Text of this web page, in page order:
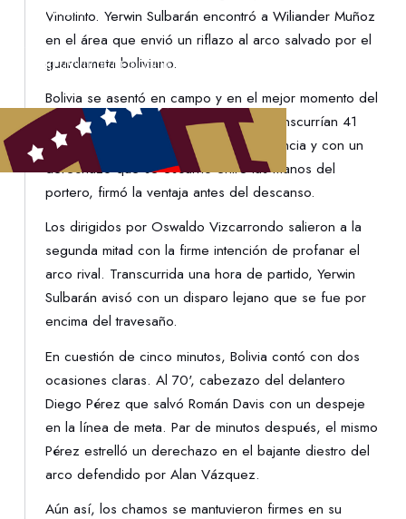
DENUNCIAS
PROTECCIÓN DE LA INFANCIA
Vinotinto. Yerwin Sulbarán encontró a Wiliander Muñoz
en el área que envió un riflazo al arco salvado por el
guardameta boliviano.
Bolivia se asentó en campo y en el mejor momento del
rival llegó la diana vinotinto. Cuando transcurrían 41
minutos, Diego Claut hizo gala de potencia y con un
derechazo que se escurrió entre las manos del
portero, firmó la ventaja antes del descanso.
Los dirigidos por Oswaldo Vizcarrondo salieron a la
segunda mitad con la firme intención de profanar el
arco rival. Transcurrida una hora de partido, Yerwin
Sulbarán avisó con un disparo lejano que se fue por
encima del travesaño.
En cuestión de cinco minutos, Bolivia contó con dos
ocasiones claras. Al 70', cabezazo del delantero
Diego Pérez que salvó Román Davis con un despeje
en la línea de meta. Par de minutos después, el mismo
Pérez estrelló un derechazo en el bajante diestro del
arco defendido por Alan Vázquez.
Aún así, los chamos se mantuvieron firmes en su